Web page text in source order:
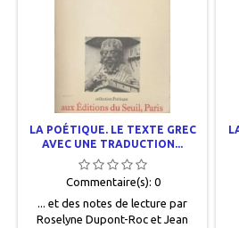
LA POÉTIQUE. LE TEXTE GREC
AVEC UNE TRADUCTION...
Commentaire(s): 0
... et des notes de lecture par
Roselyne Dupont-Roc et Jean